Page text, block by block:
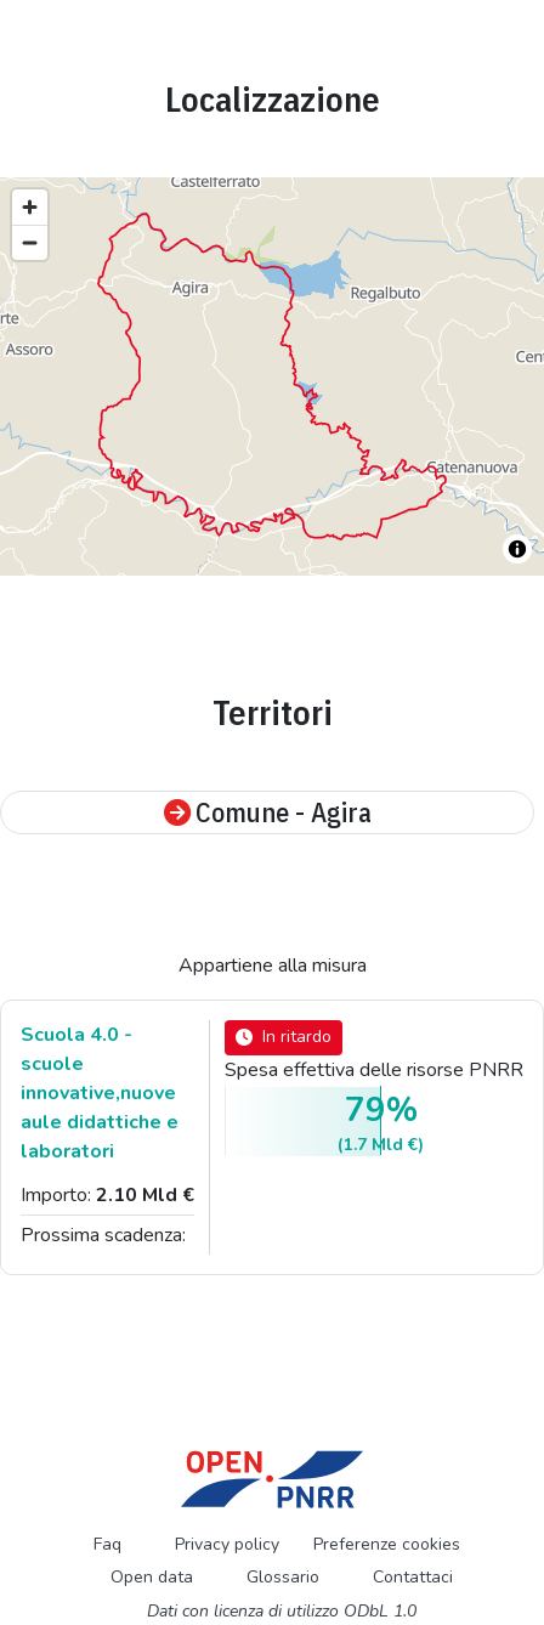
Localizzazione
Territori
Comune - Agira
Appartiene alla misura
Scuola 4.0 -
scuole
innovative,nuove
aule didattiche e
laboratori
Importo: 2.10 Mld €
Prossima scadenza:
In ritardo
Spesa effettiva delle risorse PNRR
79%
(1.7 Mld €)
Faq Privacy policy
Preferenze cookies
Open data
Glossario
Contattaci
Dati con licenza di utilizzo ODbL 1.0